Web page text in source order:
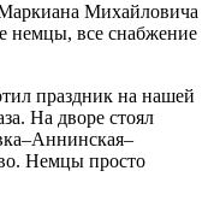
Михайловича
немцы, все снабжение
праздник на нашей
На дворе стоял
Немцы просто